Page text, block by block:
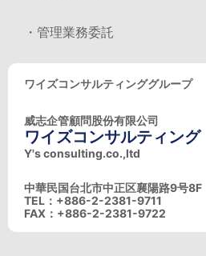
・管理業務委託
ワイズコンサルティンググループ
威志企管顧問股份有限公司
ワイズコンサルティング
Y's consulting.co.,ltd
中華民国台北市中正区襄陽路9号8F
TEL：+886-2-2381-9711
FAX：+886-2-2381-9722